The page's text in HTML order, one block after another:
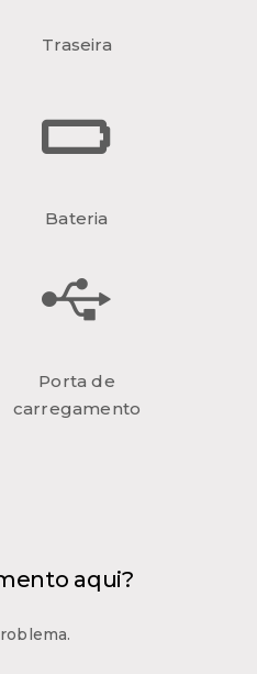
Traseira
Bateria
Porta de
carregamento
aqui?